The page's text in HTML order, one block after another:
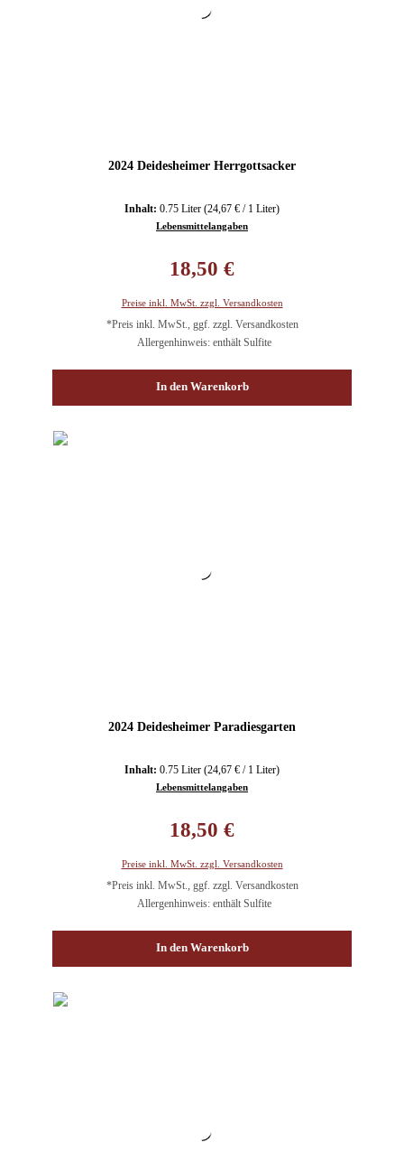
2024 Deidesheimer Herrgottsacker
Inhalt: 0.75 Liter (24,67 € / 1 Liter)
Lebensmittelangaben
18,50 €
Preise inkl. MwSt. zzgl. Versandkosten
*Preis inkl. MwSt., ggf. zzgl. Versandkosten
Allergenhinweis: enthält Sulfite
In den Warenkorb
2024 Deidesheimer Paradiesgarten
Inhalt: 0.75 Liter (24,67 € / 1 Liter)
Lebensmittelangaben
18,50 €
Preise inkl. MwSt. zzgl. Versandkosten
*Preis inkl. MwSt., ggf. zzgl. Versandkosten
Allergenhinweis: enthält Sulfite
In den Warenkorb